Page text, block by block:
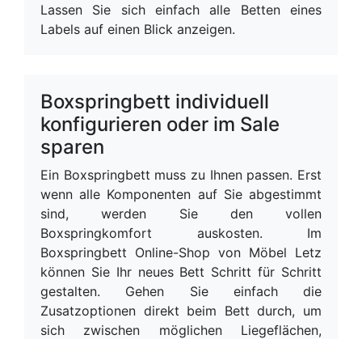
Lassen Sie sich einfach alle Betten eines
Labels auf einen Blick anzeigen.
Boxspringbett individuell
konfigurieren oder im Sale
sparen
Ein Boxspringbett muss zu Ihnen passen. Erst
wenn alle Komponenten auf Sie abgestimmt
sind, werden Sie den vollen
Boxspringkomfort auskosten. Im
Boxspringbett Online-Shop von Möbel Letz
können Sie Ihr neues Bett Schritt für Schritt
gestalten. Gehen Sie einfach die
Zusatzoptionen direkt beim Bett durch, um
sich zwischen möglichen Liegeflächen,